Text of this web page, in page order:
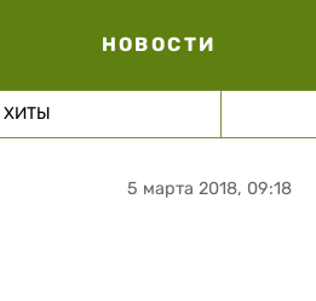
НОВОСТИ
ХИТЫ
5 марта 2018, 09:18